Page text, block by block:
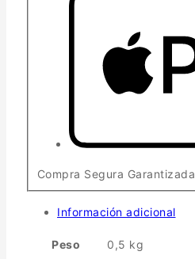
Compra Segura Garantizada
Información adicional
Peso
0,5 kg